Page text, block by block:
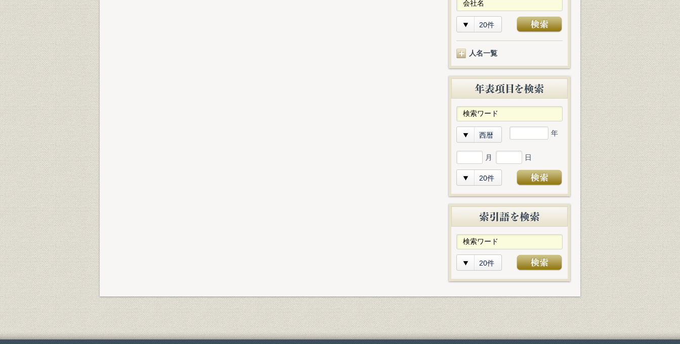
20件
人名一覧
西暦 年
月 日
20件
20件